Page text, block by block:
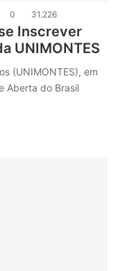
0 31.226
Inscrever
UNIMONTES
(UNIMONTES), em
Aberta do Brasil